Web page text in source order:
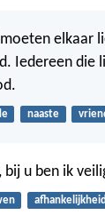
elkaar
Iedereen die
naaste
bij u ben ik
afhankelijkheid